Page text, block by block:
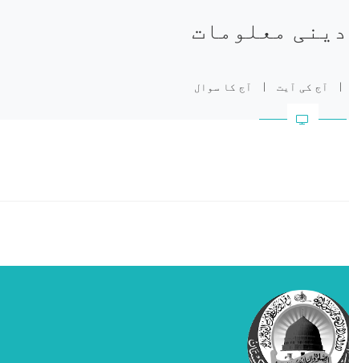
معلومات
| آج کی آیت | آج کا سوال